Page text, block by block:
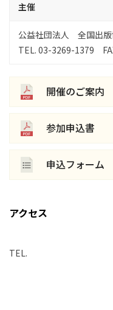
主催
公益社団法人 全国出
TEL. 03-3269-1379
開催のご案内
参加申込書
申込フォーム
アクセス
TEL.